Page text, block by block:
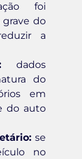
foi
grave do
a
dados
do
em
do auto
se
no